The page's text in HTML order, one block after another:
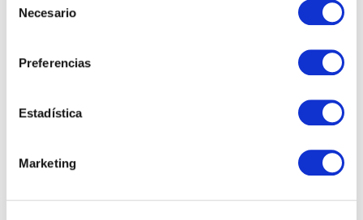
Necesario
Preferencias
Estadística
Marketing